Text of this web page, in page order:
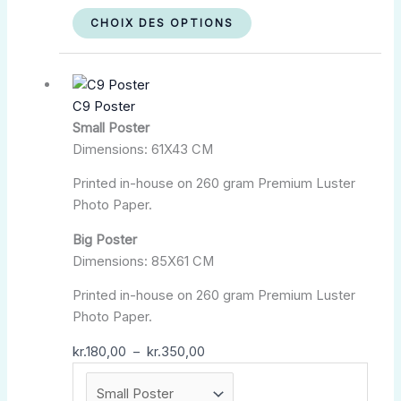
CHOIX DES OPTIONS
C9 Poster
Small Poster
Dimensions: 61X43 CM
Printed in-house on 260 gram Premium Luster
Photo Paper.
Big Poster
Dimensions: 85X61 CM
Printed in-house on 260 gram Premium Luster
Photo Paper.
kr.180,00 – kr.350,00
à
options
la
produit